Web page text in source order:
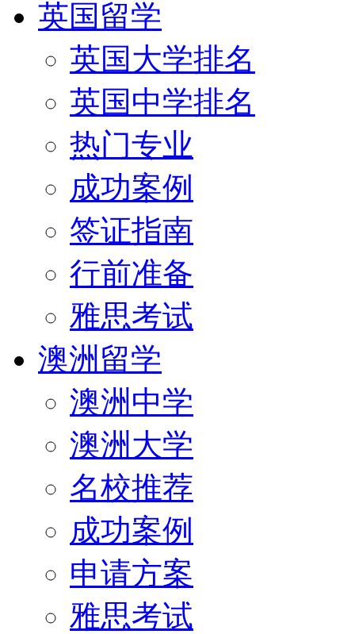
英国留学
英国大学排名
英国中学排名
热门专业
成功案例
签证指南
行前准备
雅思考试
澳洲留学
澳洲中学
澳洲大学
名校推荐
成功案例
申请方案
雅思考试